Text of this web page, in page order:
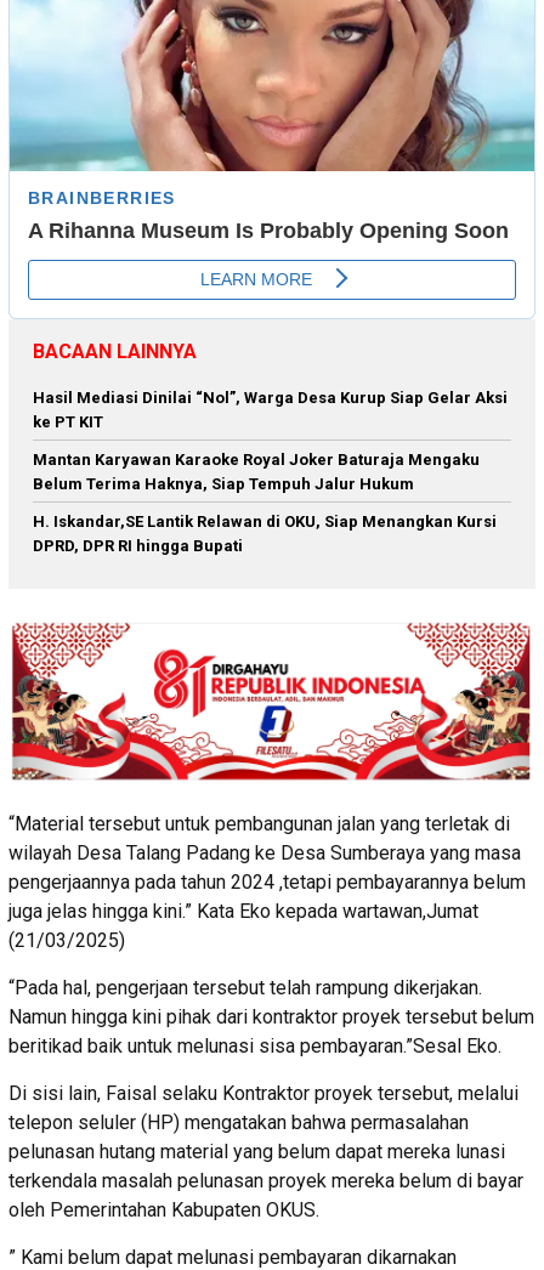
BACAAN LAINNYA
Hasil Mediasi Dinilai “Nol”, Warga Desa Kurup Siap Gelar Aksi
ke PT KIT
Mantan Karyawan Karaoke Royal Joker Baturaja Mengaku
Belum Terima Haknya, Siap Tempuh Jalur Hukum
H. Iskandar,SE Lantik Relawan di OKU, Siap Menangkan Kursi
DPRD, DPR RI hingga Bupati
“Material tersebut untuk pembangunan jalan yang terletak di
wilayah Desa Talang Padang ke Desa Sumberaya yang masa
pengerjaannya pada tahun 2024 ,tetapi pembayarannya belum
juga jelas hingga kini.” Kata Eko kepada wartawan,Jumat
(21/03/2025)
“Pada hal, pengerjaan tersebut telah rampung dikerjakan.
Namun hingga kini pihak dari kontraktor proyek tersebut belum
beritikad baik untuk melunasi sisa pembayaran.”Sesal Eko.
Di sisi lain, Faisal selaku Kontraktor proyek tersebut, melalui
telepon seluler (HP) mengatakan bahwa permasalahan
pelunasan hutang material yang belum dapat mereka lunasi
terkendala masalah pelunasan proyek mereka belum di bayar
oleh Pemerintahan Kabupaten OKUS.
” Kami belum dapat melunasi pembayaran dikarnakan